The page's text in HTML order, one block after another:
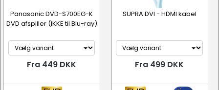
Panasonic DVD-S700EG-K
DVD afspiller (IKKE til Blu-ray)
Fra 449 DKK
SUPRA DVI - HDMI kabel
Fra 499 DKK